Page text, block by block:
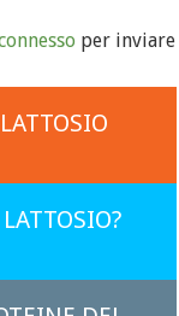
per inviare